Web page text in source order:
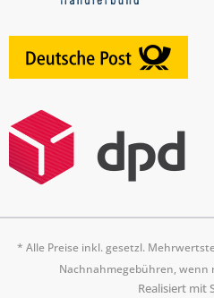
* Alle Preise inkl. gesetzl.
Nachnahmegebühren, wenn
Realisiert mit